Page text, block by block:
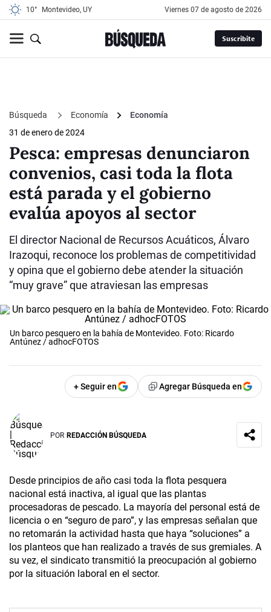
10° Montevideo, UY viernes 07 de agosto de 2026
Suscribite
Búsqueda Economía
Economía
31 de enero de 2024
Pesca: empresas denunciaron
convenios, casi toda la flota
está parada y el gobierno
evalúa apoyos al sector
El director Nacional de Recursos Acuáticos, Álvaro
Irazoqui, reconoce los problemas de competitividad
y opina que el gobierno debe atender la situación
“muy grave” que atraviesan las empresas
Un barco pesquero en la bahía de Montevideo. Foto: Ricardo
Antúnez / adhocFOTOS
+ Seguir en Agregar Búsqueda en
POR REDACCIÓN BÚSQUEDA
Desde principios de año casi toda la flota pesquera
nacional está inactiva, al igual que las plantas
procesadoras de pescado. La mayoría del personal está de
licencia o en “seguro de paro”, y las empresas señalan que
no retomarán la actividad hasta que haya “soluciones” a
los planteos que han realizado a través de sus gremiales. A
su vez, el sindicato transmitió la preocupación al gobierno
por la situación laboral en el sector.